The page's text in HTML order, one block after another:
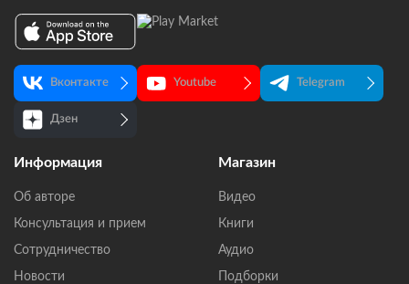
Вконтакте Youtube Telegram
Дзен
Информация
Об авторе
Консультация и прием
Сотрудничество
Новости
Магазин
Видео
Книги
Аудио
Подборки